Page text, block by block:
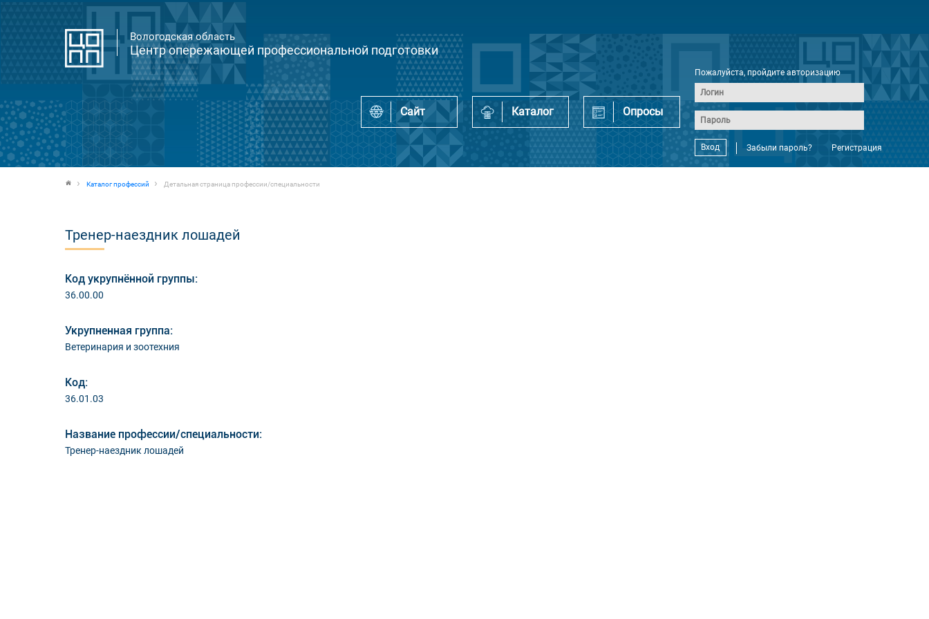
Вологодская область
Центр опережающей профессиональной подготовки
Сайт Каталог Опросы
Пожалуйста, пройдите авторизацию
Вход Забыли пароль? Регистрация
Каталог профессий Детальная страница профессии/специальности
Тренер-наездник лошадей
Код укрупнённой группы:
36.00.00
Укрупненная группа:
Ветеринария и зоотехния
Код:
36.01.03
Название профессии/специальности:
Тренер-наездник лошадей